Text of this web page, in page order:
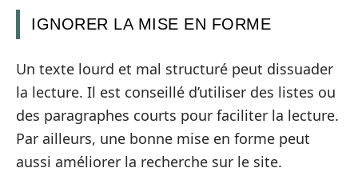
IGNORER LA MISE EN FORME
Un texte lourd et mal structuré peut dissuader
la lecture. Il est conseillé d’utiliser des listes ou
des paragraphes courts pour faciliter la lecture.
Par ailleurs, une bonne mise en forme peut
aussi améliorer la recherche sur le site.